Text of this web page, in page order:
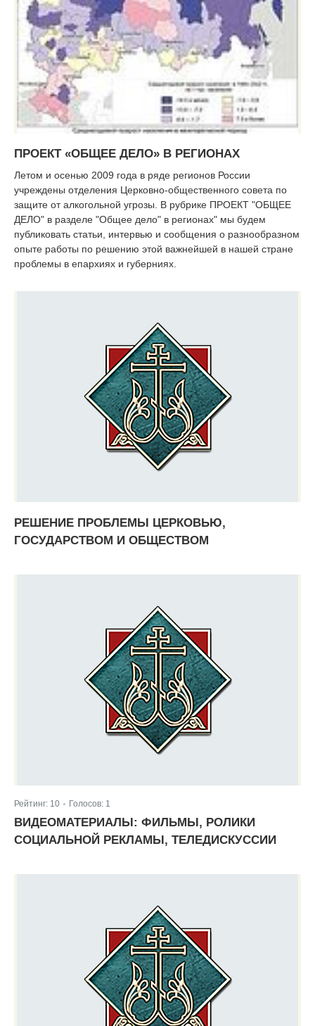
ПРОЕКТ «ОБЩЕЕ ДЕЛО» В РЕГИОНАХ
Летом и осенью 2009 года в ряде регионов России
учреждены отделения Церковно-общественного совета по
защите от алкогольной угрозы. В рубрике ПРОЕКТ "ОБЩЕЕ
ДЕЛО" в разделе "Общее дело" в регионах" мы будем
публиковать статьи, интервью и сообщения о разнообразном
опыте работы по решению этой важнейшей в нашей стране
проблемы в епархиях и губерниях.
РЕШЕНИЕ ПРОБЛЕМЫ ЦЕРКОВЬЮ,
ГОСУДАРСТВОМ И ОБЩЕСТВОМ
Рейтинг: 10 Голосов: 1
ВИДЕОМАТЕРИАЛЫ: ФИЛЬМЫ, РОЛИКИ
СОЦИАЛЬНОЙ РЕКЛАМЫ, ТЕЛЕДИСКУССИИ